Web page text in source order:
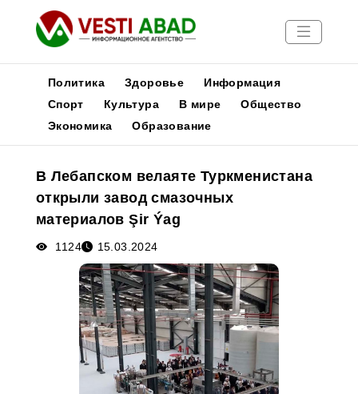
Новости
Медиа
Афиша
Политика Здоровье
Информация
Спорт
Культура В мире
Общество
Экономика
Образование
В Лебапском велаяте Туркменистана
открыли завод смазочных
материалов Şir Ýag
1124 15.03.2024